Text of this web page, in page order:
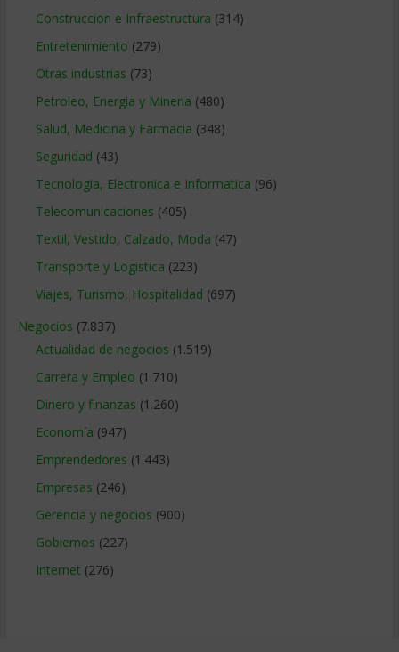
Construccion e Infraestructura (314)
Entretenimiento (279)
Otras industrias (73)
Petroleo, Energia y Mineria (480)
Salud, Medicina y Farmacia (348)
Seguridad (43)
Tecnologia, Electronica e Informatica (96)
Telecomunicaciones (405)
Textil, Vestido, Calzado, Moda (47)
Transporte y Logistica (223)
Viajes, Turismo, Hospitalidad (697)
Negocios (7.837)
Actualidad de negocios (1.519)
Carrera y Empleo (1.710)
Dinero y finanzas (1.260)
Economía (947)
Emprendedores (1.443)
Empresas (246)
Gerencia y negocios (900)
Gobiernos (227)
Internet (276)